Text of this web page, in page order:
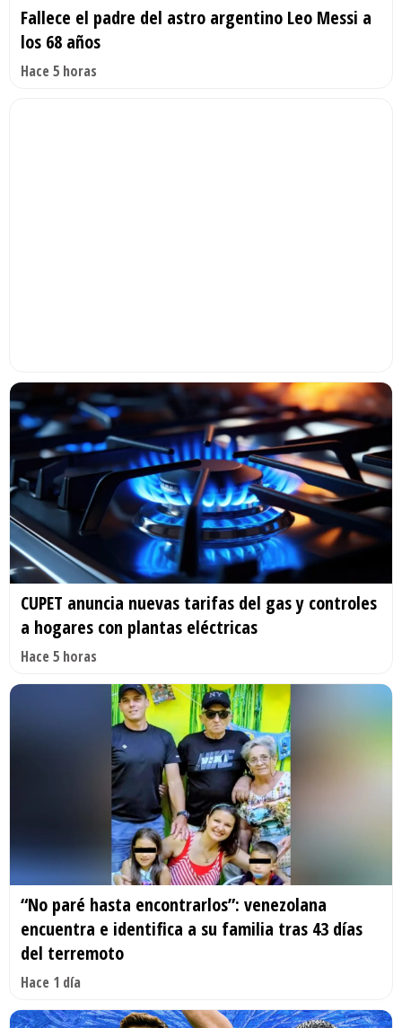
Fallece el padre del astro argentino Leo Messi a
los 68 años
Hace 5 horas
CUPET anuncia nuevas tarifas del gas y controles
a hogares con plantas eléctricas
Hace 5 horas
“No paré hasta encontrarlos”: venezolana
encuentra e identifica a su familia tras 43 días
del terremoto
Hace 1 día